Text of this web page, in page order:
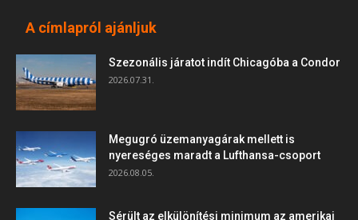
A címlapról ajánljuk
Szezonális járatot indít Chicagóba a Condor
2026.07.31.
Megugró üzemanyagárak mellett is
nyereséges maradt a Lufthansa-csoport
2026.08.05.
Sérült az elkülönítési minimum az amerikai